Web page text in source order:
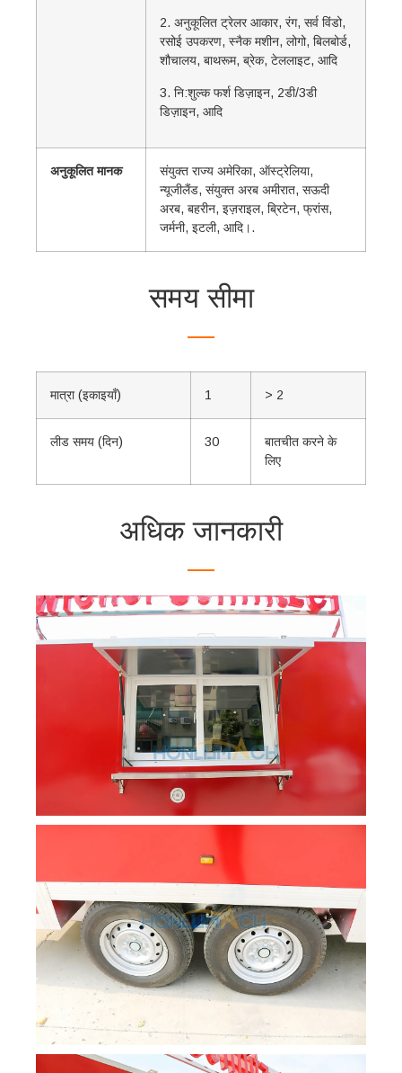
2. अनुकूलित ट्रेलर आकार, रंग, सर्व विंडो,
रसोई उपकरण, स्नैक मशीन, लोगो, बिलबोर्ड,
शौचालय, बाथरूम, ब्रेक, टेललाइट, आदि
3. नि:शुल्क फर्श डिज़ाइन, 2डी/3डी
डिज़ाइन, आदि
अनुकूलित मानक
संयुक्त राज्य अमेरिका, ऑस्ट्रेलिया,
न्यूजीलैंड, संयुक्त अरब अमीरात, सऊदी
अरब, बहरीन, इज़राइल, ब्रिटेन, फ्रांस,
जर्मनी, इटली, आदि।.
समय सीमा
मात्रा (इकाइयाँ) 1 > 2
लीड समय (दिन) 30
बातचीत करने के
लिए
अधिक जानकारी